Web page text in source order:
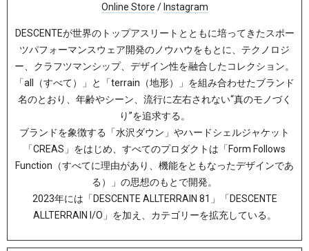
Online Store /Instagram
DESCENTEが世界のトップアスリートとともに培ってきたスポー
ツパフォーマンスウェア開発のノウハウをもとに、テクノロジ
ー、クラフツマンシップ、デザイン性を融合したコレクション。
「all（すべて）」と「terrain（地形）」を組み合わせたブランド
名のとおり、年齢やシーン、流行に左右されない“真のモノづく
り”を追求する。
ブランドを象徴する「水沢ダウン」やハードシェルジャケット
「CREAS」をはじめ、すべてのプロダクトは「Form Follows
Function（すべてに理由があり、機能をともなったデザインであ
る）」の思想のもとで開発。
2023年には「DESCENTE ALLTERRAIN 81」「DESCENTE
ALLTERRAIN I/O」を加え、カテゴリーを拡充している。